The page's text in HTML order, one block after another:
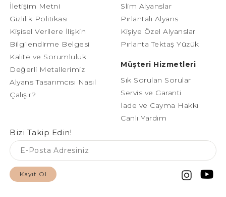
İletişim Metni
Gizlilik Politikası
Kişisel Verilere İlişkin
Bilgilendirme Belgesi
Kalite ve Sorumluluk
Değerli Metallerimiz
Alyans Tasarımcısı Nasıl
Çalışır?
Slim Alyanslar
Pırlantalı Alyans
Kişiye Özel Alyanslar
Pırlanta Tektaş Yüzük
Müşteri Hizmetleri
Sık Sorulan Sorular
Servis ve Garanti
İade ve Cayma Hakkı
Canlı Yardım
Bizi Takip Edin!
Kayıt Ol